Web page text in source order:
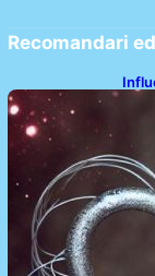
Recomandari